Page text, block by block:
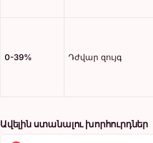
0-39% Դժվար զույգ
Ավելին ստանալու խորհուրդներ